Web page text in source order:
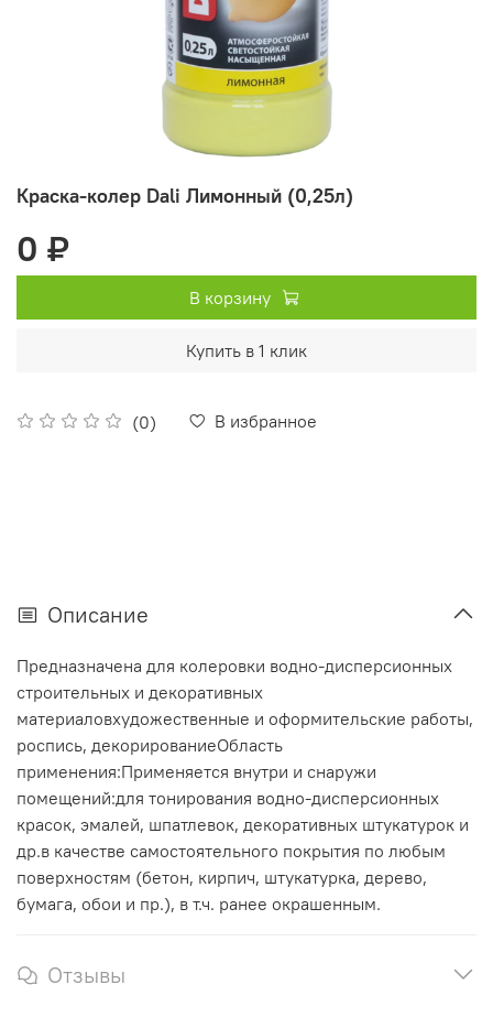
Краска-колер Dali Лимонный (0,25л)
(0) В избранное
0 ₽
В корзину
Купить в 1 клик
Описание
Предназначена для колеровки водно-дисперсионных
строительных и декоративных
материаловхудожественные и оформительские работы,
роспись, декорированиеОбласть
применения:Применяется внутри и снаружи
помещений:для тонирования водно-дисперсионных
красок, эмалей, шпатлевок, декоративных штукатурок и
др.в качестве самостоятельного покрытия по любым
поверхностям (бетон, кирпич, штукатурка, дерево,
бумага, обои и пр.), в т.ч. ранее окрашенным.
Отзывы